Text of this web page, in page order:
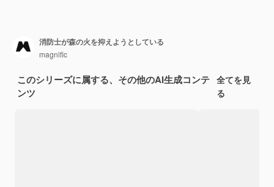
消防士が森の火を抑えようとしている
magnific
このシリーズに属する、その他のAI生成コンテ
ンツ
全てを見
る